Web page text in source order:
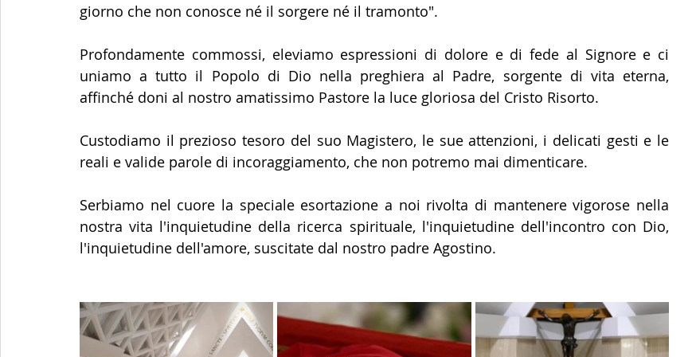
giorno che non conosce né il sorgere né il tramonto".
Profondamente commossi, eleviamo espressioni di dolore e di fede al Signore e ci
uniamo a tutto il Popolo di Dio nella preghiera al Padre, sorgente di vita eterna,
affinché doni al nostro amatissimo Pastore la luce gloriosa del Cristo Risorto.
Custodiamo il prezioso tesoro del suo Magistero, le sue attenzioni, i delicati gesti e le
reali e valide parole di incoraggiamento, che non potremo mai dimenticare.
Serbiamo nel cuore la speciale esortazione a noi rivolta di mantenere vigorose nella
nostra vita l'inquietudine della ricerca spirituale, l'inquietudine dell'incontro con Dio,
l'inquietudine dell'amore, suscitate dal nostro padre Agostino.